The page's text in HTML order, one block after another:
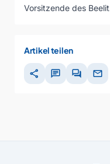
Vorsitzende des
Artikel teilen
share chat forum mail